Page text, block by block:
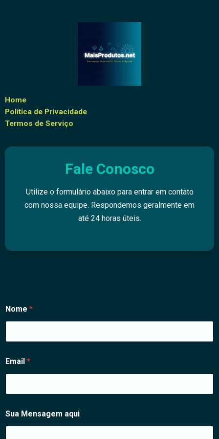
Home
Política de Privacidade
Termos de Serviço
Fale Conosco
Utilize o formulário abaixo para entrar em contato
com nossa equipe. Respondemos geralmente em
até 24 horas úteis.
Nome *
Email *
o
m
Sua Mensagem aqui